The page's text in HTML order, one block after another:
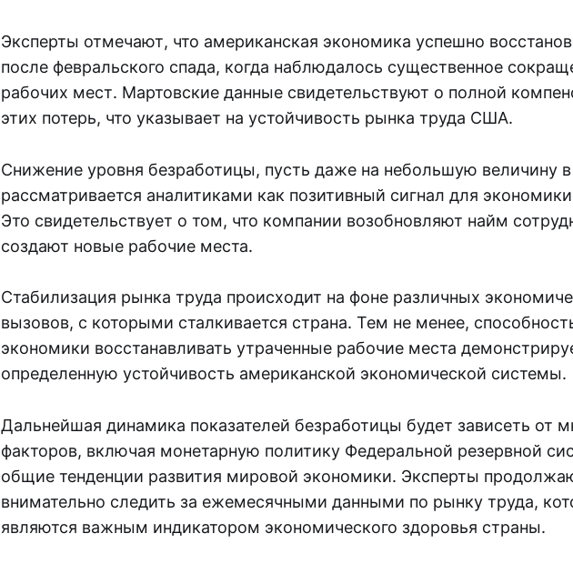
Эксперты отмечают, что американская экономика успешно
после февральского спада, когда наблюдалось существенное
рабочих мест. Мартовские данные свидетельствуют о полной
этих потерь, что указывает на устойчивость рынка труда США.
Снижение уровня безработицы, пусть даже на небольшую величину в
рассматривается аналитиками как позитивный сигнал для
Это свидетельствует о том, что компании возобновляют найм
создают новые рабочие места.
Стабилизация рынка труда происходит на фоне различных
вызовов, с которыми сталкивается страна. Тем не менее,
экономики восстанавливать утраченные рабочие места
определенную устойчивость американской экономической системы.
Дальнейшая динамика показателей безработицы будет зависеть от
факторов, включая монетарную политику Федеральной резервной
общие тенденции развития мировой экономики. Эксперты
внимательно следить за ежемесячными данными по рынку труда,
являются важным индикатором экономического здоровья страны.